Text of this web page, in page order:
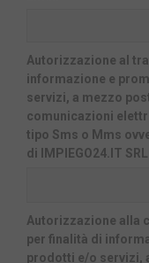
Autorizzazione al
informazione e
servizi, a mezzo
comunicazioni
tipo Sms o Mms
di IMPIEGO24.IT
Autorizzazione alla
per finalità di
prodotti e/o servizi,